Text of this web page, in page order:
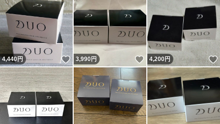
4,440円 いいね！
3,990円 いいね！
4,200円